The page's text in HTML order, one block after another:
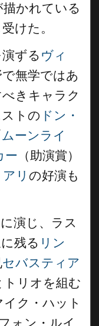
描かれている
けた。
演ずる ヴィ
無学ではあ
きキャラク
トの ドン・
ムーンライ
ー （助演賞）
リ の好演も
演じ、ラス
残る リン
セバスティア
トリオを組む
イク・ハット
ォン・ルイ